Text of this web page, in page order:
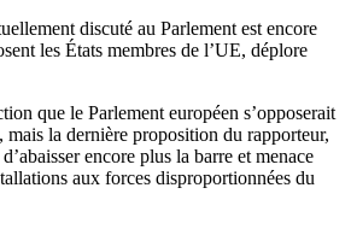
discuté au Parlement est encore
les États membres de l’UE, déplore
que le Parlement européen s’opposerait
la dernière proposition du rapporteur,
encore plus la barre et menace
aux forces disproportionnées du